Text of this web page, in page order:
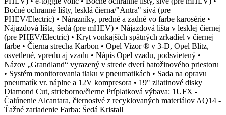
Bočné ochranné lišty, lesklá čierna/"Antra" sivá (pre
PHEV/Electric) • Nárazníky, predné a zadné vo farbe karosérie •
Nájazdová lišta, šedá (pre mHEV) • Nájazdová lišta v lesklej čiernej
(pre PHEV/Electric) • Kryt vonkajších spätných zrkadiel v čiernej
farbe • Čierna strecha Karbon • Opel Vizor ® v 3-D, Opel Blitz,
osvetlené, vpredu aj vzadu • Nápis Opel vzadu, podsvietený •
Názov „Grandland“ vyrazený v strede dverí batožinového priestoru
• Systém monitorovania tlaku v pneumatikách • Sada na opravu
pneumatík vr. náplne a 12V kompresora • 19" zliatinové disky
Diamond Cut, strieborno/čierne Príplatková výbava: 1UFX -
Čalúnenie Alcantara, čiernosivé z recyklovaných materiálov AQ14 -
Ťažné zariadenie Farba: Šedá Kristall